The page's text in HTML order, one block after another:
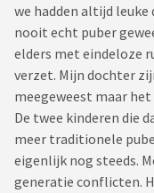
we hadden altijd leuke
nooit echt puber
elders met eindeloze
verzet. Mijn dochter
meegeweest maar
De twee kinderen die
meer traditionele
eigenlijk nog steeds.
generatie conflicten.